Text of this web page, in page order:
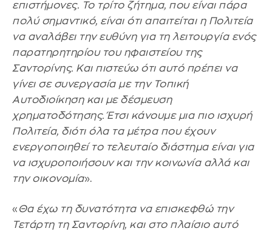
επιστήμονες. Το τρίτο ζήτημα, που είναι πάρα
πολύ σημαντικό, είναι ότι απαιτείται η Πολιτεία
να αναλάβει την ευθύνη για τη λειτουργία ενός
παρατηρητηρίου του ηφαιστείου της
Σαντορίνης. Και πιστεύω ότι αυτό πρέπει να
γίνει σε συνεργασία με την Τοπική
Αυτοδιοίκηση και με δέσμευση
χρηματοδότησης. Έτσι κάνουμε μια πιο ισχυρή
Πολιτεία, διότι όλα τα μέτρα που έχουν
ενεργοποιηθεί το τελευταίο διάστημα είναι για
να ισχυροποιήσουν και την κοινωνία αλλά και
την οικονομία».
« Θα έχω τη δυνατότητα να επισκεφθώ την
Τετάρτη τη Σαντορίνη, και στο πλαίσιο αυτό